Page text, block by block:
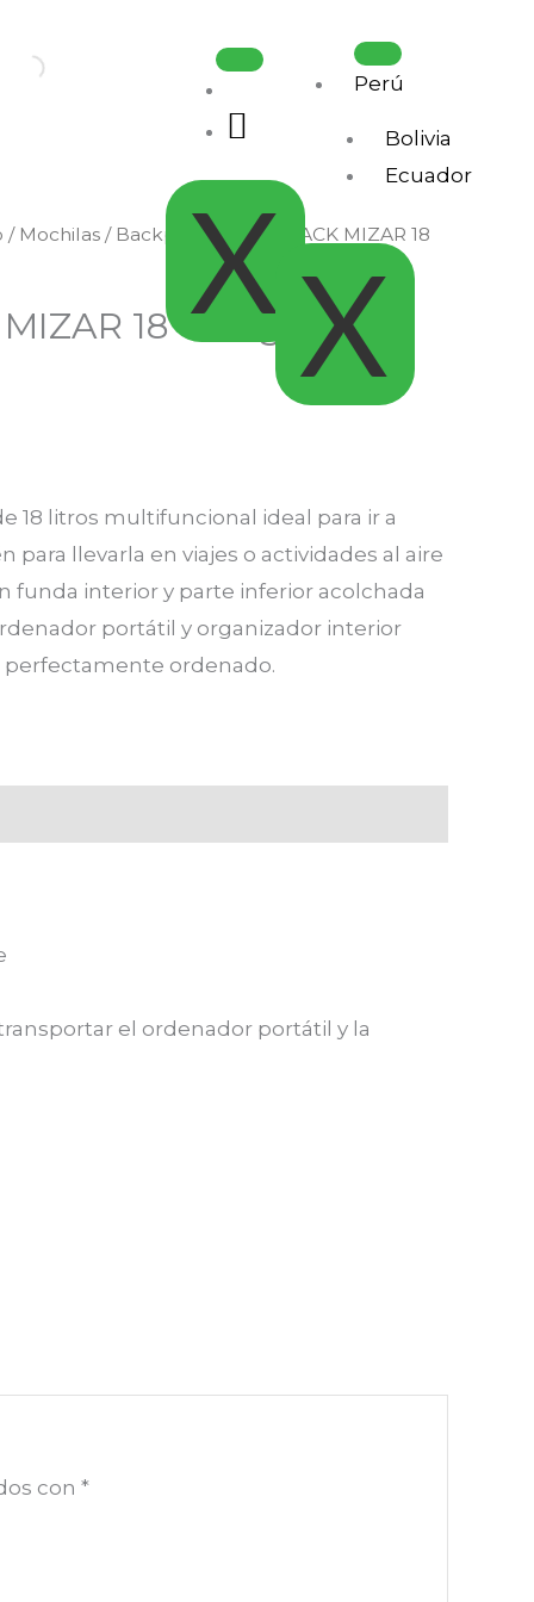
X
Perú
Bolivia
Ecuador
X
/ Mochilas / Backpacks/ BACKPACK MIZAR 18
18 orange
18 litros multifuncional ideal para ir a
para llevarla en viajes o actividades al aire
funda interior y parte inferior acolchada
portátil y organizador interior
ordenado.
el ordenador portátil y la
con*